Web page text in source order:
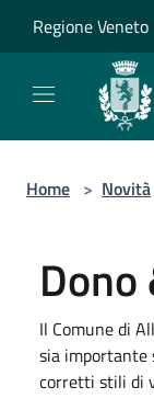
Regione Veneto
Home > Novità
Il Comune di
sia importante
corretti stili di